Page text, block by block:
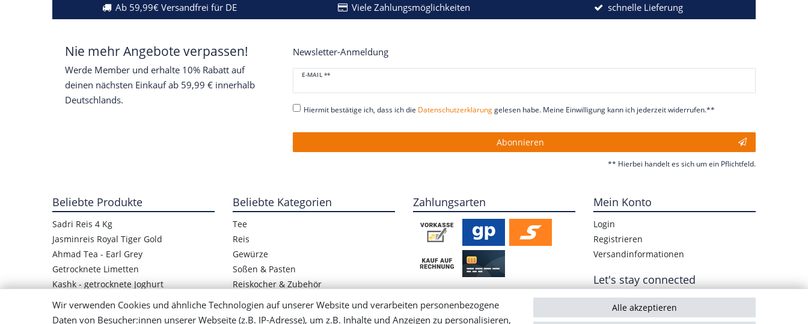
Ab 59,99€ Versandfrei für DE Viele Zahlungsmöglichkeiten schnelle Lieferung
Nie mehr Angebote verpassen!
Werde Member und erhalte 10% Rabatt auf
deinen nächsten Einkauf ab 59,99 € innerhalb
Deutschlands.
Newsletter-Anmeldung
E-MAIL **
Newsletter
Honig
Hiermit bestätige ich, dass ich die Daten­schutz­erklärunggelesen habe. Meine Einwilligung kann ich jederzeit widerrufen.**
Abonnieren
** Hierbei handelt es sich um ein Pflichtfeld.
Beliebte Produkte
Sadri Reis 4 Kg
Jasminreis Royal Tiger Gold
Ahmad Tea - Earl Grey
Getrocknete Limetten
Kashk - getrocknete Joghurt
Kashk-Quark
Obst Paste Lavashak
Beliebte Kategorien
Tee
Reis
Gewürze
Soßen & Pasten
Reiskocher & Zubehör
Getrocknete Hülsenfrüchte
Rezepte / Blog
Zahlungsarten Mein Konto
Login
Registrieren
Versandinformationen
Let's stay connected
Wir verwenden Cookies und ähnliche Technologien auf unserer Website und verarbeiten personenbezogene
Daten von Besucher:innen unserer Webseite (z.B. IP-Adresse), um z.B. Inhalte und Anzeigen zu personalisieren,
Alle akzeptieren